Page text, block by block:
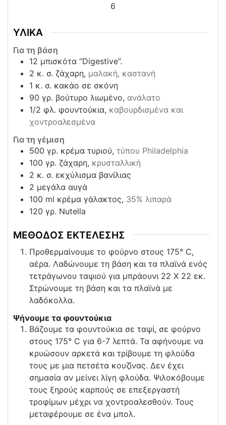
6
ΥΛΙΚΑ
Για τη βάση
12 μπισκότα “Digestive”.
2 κ. σ. ζάχαρη, μαλακή, καστανή
1 κ. σ. κακάο σε σκόνη
90 γρ. βούτυρο λιωμένο, ανάλατο
1/2 φλ. φουντούκια, καβουρδισμένα και
χοντροαλεσμένα
Για τη γέμιση
500 γρ. κρέμα τυριού, τύπου Philadelphia
100 γρ. ζάχαρη, κρυσταλλική
2 κ. σ. εκχύλισμα βανίλιας
2 μεγάλα αυγά
100 ml κρέμα γάλακτος, 35% λιπαρά
120 γρ. Nutella
ΜΕΘΟΔΟΣ ΕΚΤΕΛΕΣΗΣ
Προθερμαίνουμε το φούρνο στους 175° C,
αέρα. Λαδώνουμε τη βάση και τα πλαϊνά ενός
τετράγωνου ταψιού για μπράουνι 22 X 22 εκ.
Στρώνουμε τη βάση και τα πλαϊνά με
λαδόκολλα.
Ψήνουμε τα φουντούκια
Βάζουμε τα φουντούκια σε ταψί, σε φούρνο
στους 175° C για 6-7 λεπτά. Τα αφήνουμε να
κρυώσουν αρκετά και τρίβουμε τη φλούδα
τους με μια πετσέτα κουζίνας. Δεν έχει
σημασία αν μείνει λίγη φλούδα. Ψιλοκόβουμε
τους ξηρούς καρπούς σε επεξεργαστή
τροφίμων μέχρι να χοντροαλεσθούν. Τους
μεταφέρουμε σε ένα μπολ.